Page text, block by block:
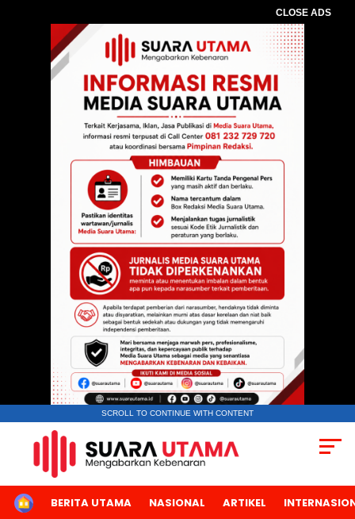
CLOSE ADS
SCROLL TO CONTINUE WITH CONTENT
HOMEBERITA UTAMA NASIONAL ARTIKEL